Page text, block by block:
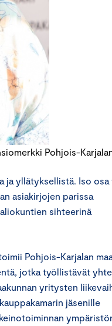
Pohjois-
ja yllätyksellistä. Iso
asiakirjojen parissa
sihteerinä
Pohjois-Karjalan
jotka työllistävät
yritysten
jäsenille